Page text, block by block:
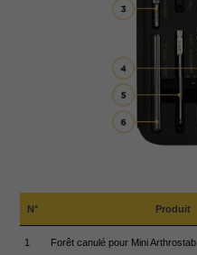
N° Produit
1 Forêt canulé pour Mini Arthrostab